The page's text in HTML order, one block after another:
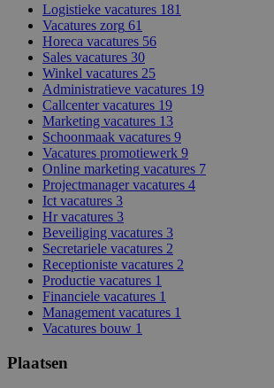
Logistieke vacatures 181
Vacatures zorg 61
Horeca vacatures 56
Sales vacatures 30
Winkel vacatures 25
Administratieve vacatures 19
Callcenter vacatures 19
Marketing vacatures 13
Schoonmaak vacatures 9
Vacatures promotiewerk 9
Online marketing vacatures 7
Projectmanager vacatures 4
Ict vacatures 3
Hr vacatures 3
Beveiliging vacatures 3
Secretariele vacatures 2
Receptioniste vacatures 2
Productie vacatures 1
Financiele vacatures 1
Management vacatures 1
Vacatures bouw 1
Plaatsen